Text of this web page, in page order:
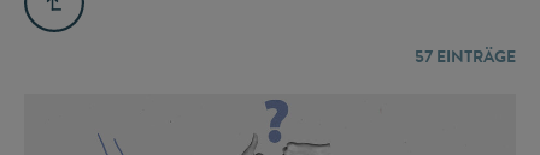
57 EINTRÄGE